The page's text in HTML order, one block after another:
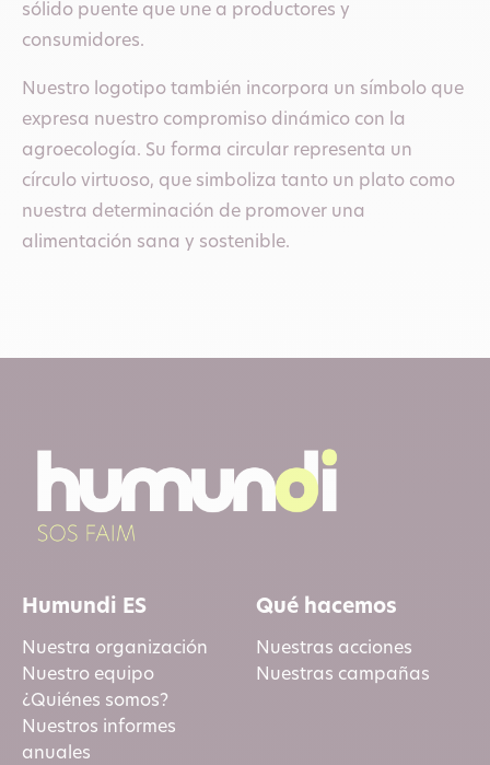
sólido puente que une a productores y
consumidores.
Nuestro logotipo también incorpora un símbolo que
expresa nuestro compromiso dinámico con la
agroecología. Su forma circular representa un
círculo virtuoso, que simboliza tanto un plato como
nuestra determinación de promover una
alimentación sana y sostenible.
Humundi ES
Nuestra organización
Nuestro equipo
¿Quiénes somos?
Nuestros informes
anuales
Qué hacemos
Nuestras acciones
Nuestras campañas